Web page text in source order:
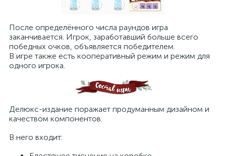
После определённого числа раундов игра
заканчивается. Игрок, заработавший больше всего
победных очков, объявляется победителем.
В игре также есть кооперативный режим и режим для
одного игрока.
Делюкс-издание поражает продуманным дизайном и
качеством компонентов.
В него входит: